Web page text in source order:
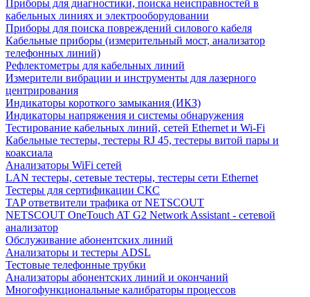
Приборы для диагностики, поиска неисправностей в
кабельных линиях и электрооборудовании
Приборы для поиска повреждений силового кабеля
Кабельные приборы (измерительный мост, анализатор
телефонных линий)
Рефлектометры для кабельных линий
Измерители вибрации и инструменты для лазерного
центрирования
Индикаторы короткого замыкания (ИКЗ)
Индикаторы напряжения и системы обнаружения
Тестирование кабельных линий, сетей Ethernet и Wi-Fi
Кабельные тестеры, тестеры RJ 45, тестеры витой пары и
коаксиала
Анализаторы WiFi сетей
LAN тестеры, сетевые тестеры, тестеры сети Ethernet
Тестеры для сертификации СКС
TAP ответвители трафика от NETSCOUT
NETSCOUT OneTouch AT G2 Network Assistant - сетевой
анализатор
Обслуживание абонентских линий
Анализаторы и тестеры ADSL
Тестовые телефонные трубки
Анализаторы абонентских линий и окончаний
Многофункциональные калибраторы процессов